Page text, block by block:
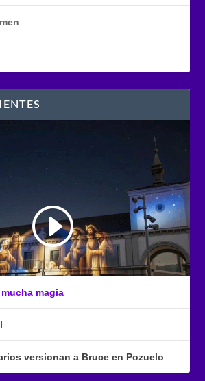
magia
versionan a Bruce en Pozuelo